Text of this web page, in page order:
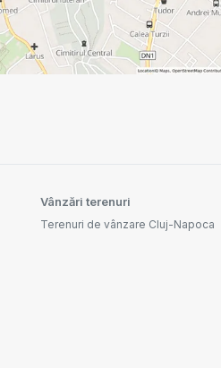
Vânzări terenuri
Terenuri de vânzare Cluj-Napoca